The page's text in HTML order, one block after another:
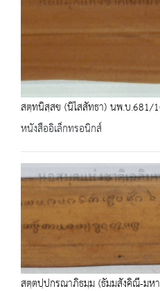
สตฺทนิสฺสข (นิไสสัทธา) นพ.บ.681/
หนังสืออิเล็กทรอนิกส์
สตฺตปฺปกรณาภิธมฺม (ธัมมสังคิณี-ม